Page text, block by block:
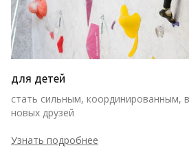
для детей
стать сильным, координированным,
новых друзей
Узнать подробнее